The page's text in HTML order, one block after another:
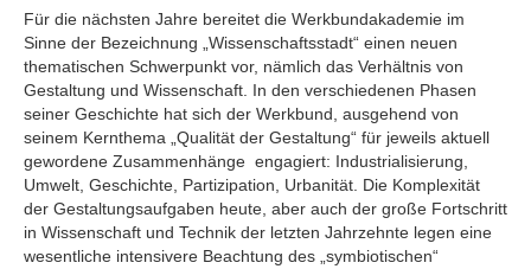
Für die nächsten Jahre bereitet die Werkbundakademie im
Sinne der Bezeichnung „Wissenschaftsstadt“ einen neuen
thematischen Schwerpunkt vor, nämlich das Verhältnis von
Gestaltung und Wissenschaft. In den verschiedenen Phasen
seiner Geschichte hat sich der Werkbund, ausgehend von
seinem Kernthema „Qualität der Gestaltung“ für jeweils aktuell
gewordene Zusammenhänge engagiert: Industrialisierung,
Umwelt, Geschichte, Partizipation, Urbanität. Die Komplexität
der Gestaltungsaufgaben heute, aber auch der große Fortschritt
in Wissenschaft und Technik der letzten Jahrzehnte legen eine
wesentliche intensivere Beachtung des „symbiotischen“